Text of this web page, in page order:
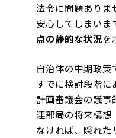
法令に問題ありま
安心してしまいま
点の静的な状況を
自治体の中期政
すでに検討段階に
計画審議会の議事
連部局の将来構
なければ、隠れた